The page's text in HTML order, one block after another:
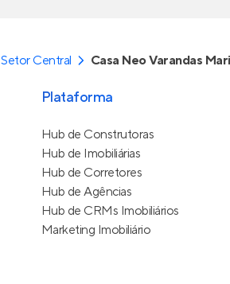
Setor Central Casa Neo Varandas
Plataforma
Hub de Construtoras
Hub de Imobiliárias
Hub de Corretores
Hub de Agências
Hub de CRMs Imobiliários
Marketing Imobiliário